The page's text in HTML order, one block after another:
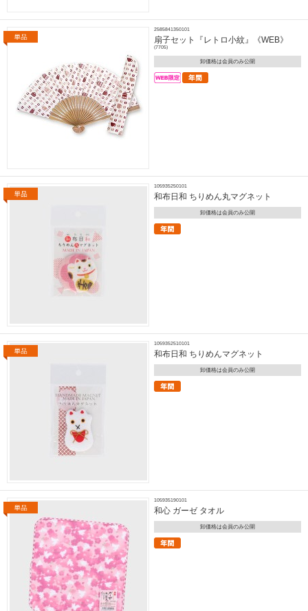
2585841350101
扇子セット『レトロ小紋』《WEB》
(7705)
卸価格は会員のみ公開
105935250101
和布日和 ちりめん丸マグネット
卸価格は会員のみ公開
1059352510101
和布日和 ちりめんマグネット
卸価格は会員のみ公開
105935190101
和心 ガーゼ タオル
卸価格は会員のみ公開